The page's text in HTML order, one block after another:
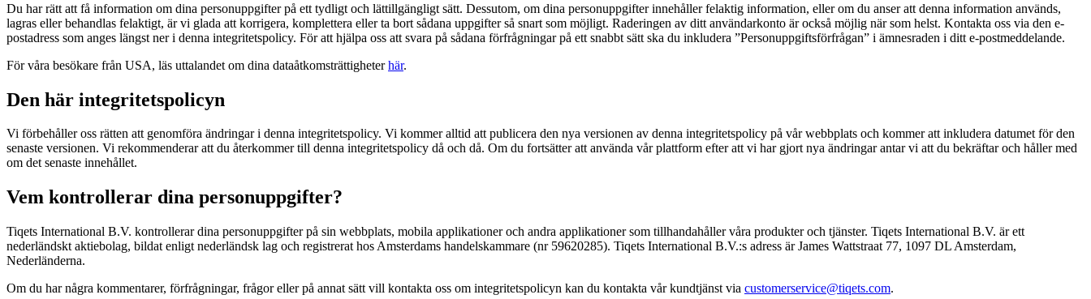
Du har rätt att få information om dina personuppgifter på ett tydligt och lättillgängligt sätt. Dessutom, om dina personuppgifter innehåller felaktig information, eller om du anser att denna information används,
lagras eller behandlas felaktigt, är vi glada att korrigera, komplettera eller ta bort sådana uppgifter så snart som möjligt. Raderingen av ditt användarkonto är också möjlig när som helst. Kontakta oss via den e-
postadress som anges längst ner i denna integritetspolicy. För att hjälpa oss att svara på sådana förfrågningar på ett snabbt sätt ska du inkludera ”Personuppgiftsförfrågan” i ämnesraden i ditt e-postmeddelande.
För våra besökare från USA, läs uttalandet om dina dataåtkomsträttigheterhär.
Den här integritetspolicyn
Vi förbehåller oss rätten att genomföra ändringar i denna integritetspolicy. Vi kommer alltid att publicera den nya versionen av denna integritetspolicy på vår webbplats och kommer att inkludera datumet för den
senaste versionen. Vi rekommenderar att du återkommer till denna integritetspolicy då och då. Om du fortsätter att använda vår plattform efter att vi har gjort nya ändringar antar vi att du bekräftar och håller med
om det senaste innehållet.
Vem kontrollerar dina personuppgifter?
Tiqets International B.V. kontrollerar dina personuppgifter på sin webbplats, mobila applikationer och andra applikationer som tillhandahåller våra produkter och tjänster. Tiqets International B.V. är ett
nederländskt aktiebolag, bildat enligt nederländsk lag och registrerat hos Amsterdams handelskammare (nr 59620285). Tiqets International B.V.:s adress är James Wattstraat 77, 1097 DL Amsterdam,
Nederländerna.
Om du har några kommentarer, förfrågningar, frågor eller på annat sätt vill kontakta oss om integritetspolicyn kan du kontakta vår kundtjänst via customerservice@tiqets.com.